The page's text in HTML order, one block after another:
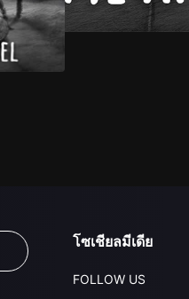
โซเชียลมีเดีย
FOLLOW US